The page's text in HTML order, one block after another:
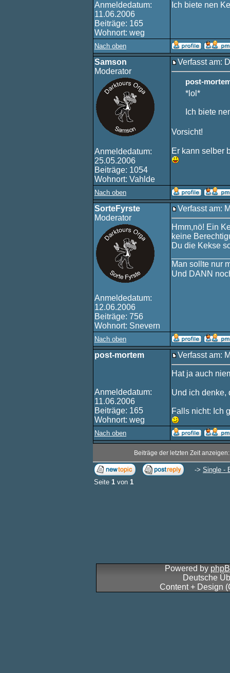
Anmeldedatum:
11.06.2006
Beiträge: 165
Wohnort: weg
Ich biete nen
Nach oben
Samson
Moderator
Anmeldedatum:
25.05.2006
Beiträge: 1054
Wohnort: Vahlde
Verfasst am:
post-
*lol*
Ich biete
Vorsicht!
Er kann selber
Nach oben
SorteFyrste
Moderator
Anmeldedatum:
12.06.2006
Beiträge: 756
Wohnort: Snevern
Verfasst am:
Hmm,nö! Ein
keine
Du die Kekse
Man sollte nur
Und DANN
Nach oben
post-mortem
Anmeldedatum:
11.06.2006
Beiträge: 165
Wohnort: weg
Verfasst am:
Hat ja auch
Und ich denke,
Falls nicht: Ich
Nach oben
Beiträge der letzten Zeit
-> Single -
Seite 1 von 1
Powered by
Deutsche
Content + Design